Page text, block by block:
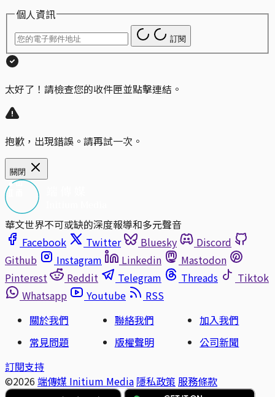
個人資訊
訂閱
太好了！請檢查您的收件匣並點擊連結。
抱歉，出現錯誤。請再試一次。
關閉
華文世界不可或缺的深度報導和多元聲音
Facebook
Twitter Bluesky
Discord
Github
Instagram Linkedin
Mastodon
Pinterest
Reddit Telegram Threads
Tiktok
Whatsapp
Youtube
RSS
關於我們
聯絡我們
加入我們
常見問題
版權聲明
公司新聞
訂閱支持
©2026 端傳媒 Initium Media 隱私政策 服務條款